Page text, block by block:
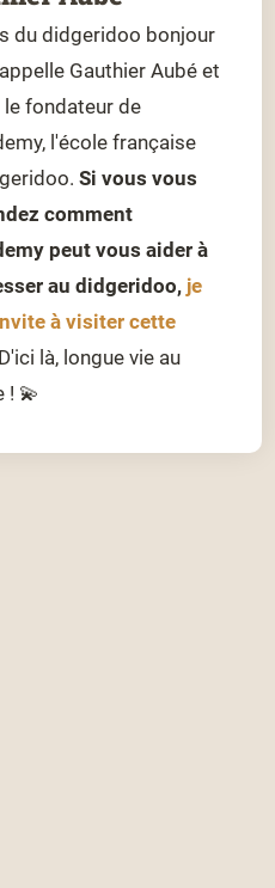
du didgeridoo bonjour
Gauthier Aubé et
le fondateur de
l'école française
Si vous vous
comment
peut vous aider à
au didgeridoo, je
à visiter cette
là, longue vie au
! 💫